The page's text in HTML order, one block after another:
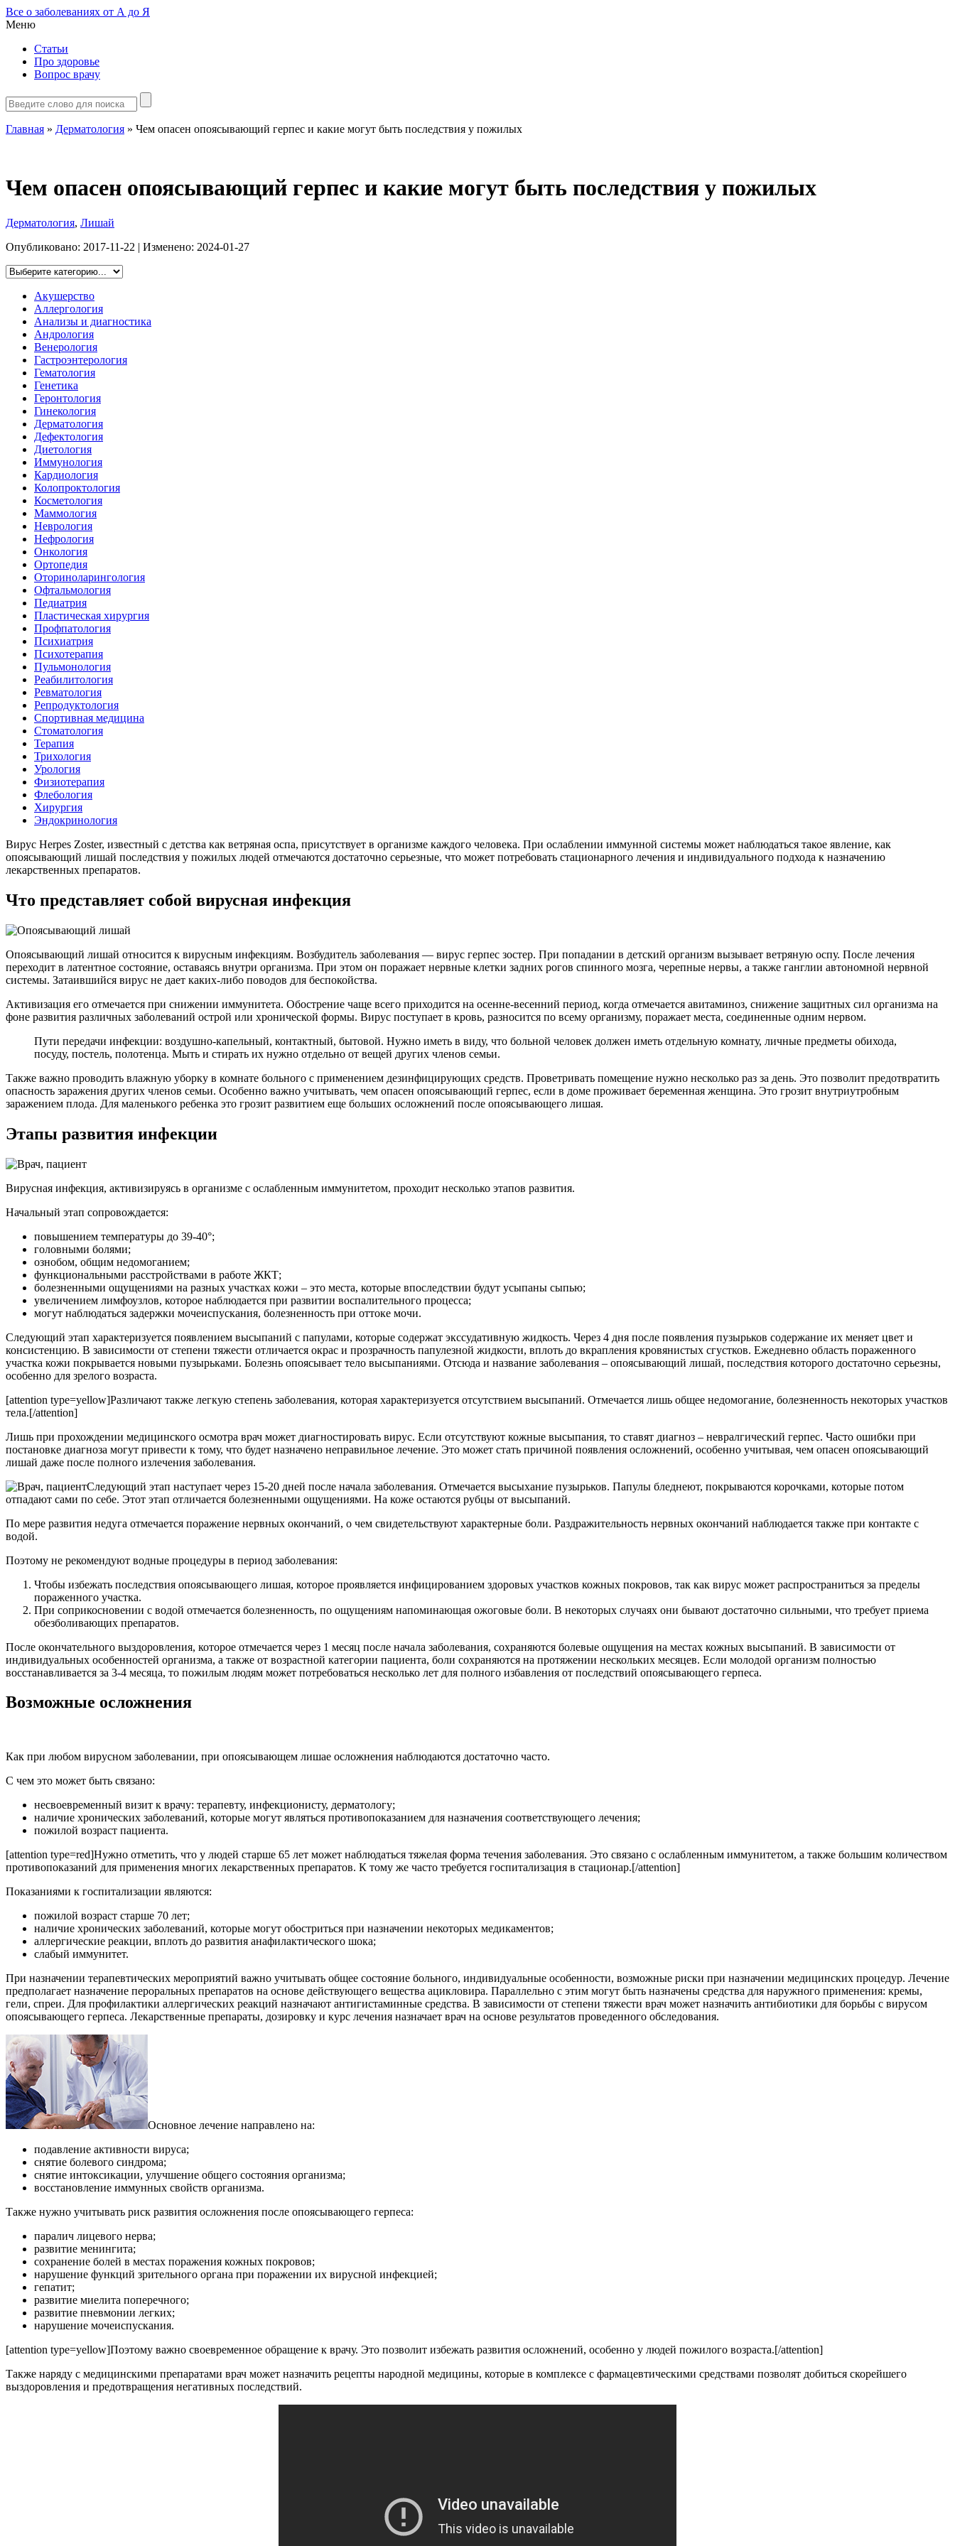
Все о заболеваниях от А до Я
Меню
Статьи
Про здоровье
Вопрос врачу
Главная » Дерматология » Чем опасен опоясывающий герпес и какие могут быть последствия у пожилых
Чем опасен опоясывающий герпес и какие могут быть последствия у пожилых
Дерматология, Лишай
Опубликовано: 2017-11-22 | Изменено: 2024-01-27
Акушерство
Аллергология
Анализы и диагностика
Андрология
Венерология
Гастроэнтерология
Гематология
Генетика
Геронтология
Гинекология
Дерматология
Дефектология
Диетология
Иммунология
Кардиология
Колопроктология
Косметология
Маммология
Неврология
Нефрология
Онкология
Ортопедия
Оториноларингология
Офтальмология
Педиатрия
Пластическая хирургия
Профпатология
Психиатрия
Психотерапия
Пульмонология
Реабилитология
Ревматология
Репродуктология
Спортивная медицина
Стоматология
Терапия
Трихология
Урология
Физиотерапия
Флебология
Хирургия
Эндокринология
Вирус Herpes Zoster, известный с детства как ветряная оспа, присутствует в организме каждого человека. При ослаблении иммунной системы может наблюдаться такое явление, как
опоясывающий лишай последствия у пожилых людей отмечаются достаточно серьезные, что может потребовать стационарного лечения и индивидуального подхода к назначению
лекарственных препаратов.
Что представляет собой вирусная инфекция
Опоясывающий лишай относится к вирусным инфекциям. Возбудитель заболевания — вирус герпес зостер. При попадании в детский организм вызывает ветряную оспу. После лечения
переходит в латентное состояние, оставаясь внутри организма. При этом он поражает нервные клетки задних рогов спинного мозга, черепные нервы, а также ганглии автономной нервной
системы. Затаившийся вирус не дает каких-либо поводов для беспокойства.
Активизация его отмечается при снижении иммунитета. Обострение чаще всего приходится на осенне-весенний период, когда отмечается авитаминоз, снижение защитных сил организма на
фоне развития различных заболеваний острой или хронической формы. Вирус поступает в кровь, разносится по всему организму, поражает места, соединенные одним нервом.
Пути передачи инфекции: воздушно-капельный, контактный, бытовой. Нужно иметь в виду, что больной человек должен иметь отдельную комнату, личные предметы обихода,
посуду, постель, полотенца. Мыть и стирать их нужно отдельно от вещей других членов семьи.
Также важно проводить влажную уборку в комнате больного с применением дезинфицирующих средств. Проветривать помещение нужно несколько раз за день. Это позволит предотвратить
опасность заражения других членов семьи. Особенно важно учитывать, чем опасен опоясывающий герпес, если в доме проживает беременная женщина. Это грозит внутриутробным
заражением плода. Для маленького ребенка это грозит развитием еще больших осложнений после опоясывающего лишая.
Этапы развития инфекции
Вирусная инфекция, активизируясь в организме с ослабленным иммунитетом, проходит несколько этапов развития.
Начальный этап сопровождается:
повышением температуры до 39-40°;
головными болями;
ознобом, общим недомоганием;
функциональными расстройствами в работе ЖКТ;
болезненными ощущениями на разных участках кожи – это места, которые впоследствии будут усыпаны сыпью;
увеличением лимфоузлов, которое наблюдается при развитии воспалительного процесса;
могут наблюдаться задержки мочеиспускания, болезненность при оттоке мочи.
Следующий этап характеризуется появлением высыпаний с папулами, которые содержат экссудативную жидкость. Через 4 дня после появления пузырьков содержание их меняет цвет и
консистенцию. В зависимости от степени тяжести отличается окрас и прозрачность папулезной жидкости, вплоть до вкрапления кровянистых сгустков. Ежедневно область пораженного
участка кожи покрывается новыми пузырьками. Болезнь опоясывает тело высыпаниями. Отсюда и название заболевания – опоясывающий лишай, последствия которого достаточно серьезны,
особенно для зрелого возраста.
[attention type=yellow]Различают также легкую степень заболевания, которая характеризуется отсутствием высыпаний. Отмечается лишь общее недомогание, болезненность некоторых участков
тела.[/attention]
Лишь при прохождении медицинского осмотра врач может диагностировать вирус. Если отсутствуют кожные высыпания, то ставят диагноз – невралгический герпес. Часто ошибки при
постановке диагноза могут привести к тому, что будет назначено неправильное лечение. Это может стать причиной появления осложнений, особенно учитывая, чем опасен опоясывающий
лишай даже после полного излечения заболевания.
Следующий этап наступает через 15-20 дней после начала заболевания. Отмечается высыхание пузырьков. Папулы бледнеют, покрываются корочками, которые потом
отпадают сами по себе. Этот этап отличается болезненными ощущениями. На коже остаются рубцы от высыпаний.
По мере развития недуга отмечается поражение нервных окончаний, о чем свидетельствуют характерные боли. Раздражительность нервных окончаний наблюдается также при контакте с
водой.
Поэтому не рекомендуют водные процедуры в период заболевания:
Чтобы избежать последствия опоясывающего лишая, которое проявляется инфицированием здоровых участков кожных покровов, так как вирус может распространиться за пределы
пораженного участка.
При соприкосновении с водой отмечается болезненность, по ощущениям напоминающая ожоговые боли. В некоторых случаях они бывают достаточно сильными, что требует приема
обезболивающих препаратов.
После окончательного выздоровления, которое отмечается через 1 месяц после начала заболевания, сохраняются болевые ощущения на местах кожных высыпаний. В зависимости от
индивидуальных особенностей организма, а также от возрастной категории пациента, боли сохраняются на протяжении нескольких месяцев. Если молодой организм полностью
восстанавливается за 3-4 месяца, то пожилым людям может потребоваться несколько лет для полного избавления от последствий опоясывающего герпеса.
Возможные осложнения
Как при любом вирусном заболевании, при опоясывающем лишае осложнения наблюдаются достаточно часто.
С чем это может быть связано:
несвоевременный визит к врачу: терапевту, инфекционисту, дерматологу;
наличие хронических заболеваний, которые могут являться противопоказанием для назначения соответствующего лечения;
пожилой возраст пациента.
[attention type=red]Нужно отметить, что у людей старше 65 лет может наблюдаться тяжелая форма течения заболевания. Это связано с ослабленным иммунитетом, а также большим количеством
противопоказаний для применения многих лекарственных препаратов. К тому же часто требуется госпитализация в стационар.[/attention]
Показаниями к госпитализации являются:
пожилой возраст старше 70 лет;
наличие хронических заболеваний, которые могут обостриться при назначении некоторых медикаментов;
аллергические реакции, вплоть до развития анафилактического шока;
слабый иммунитет.
При назначении терапевтических мероприятий важно учитывать общее состояние больного, индивидуальные особенности, возможные риски при назначении медицинских процедур. Лечение
предполагает назначение пероральных препаратов на основе действующего вещества ацикловира. Параллельно с этим могут быть назначены средства для наружного применения: кремы,
гели, спреи. Для профилактики аллергических реакций назначают антигистаминные средства. В зависимости от степени тяжести врач может назначить антибиотики для борьбы с вирусом
опоясывающего герпеса. Лекарственные препараты, дозировку и курс лечения назначает врач на основе результатов проведенного обследования.
Основное лечение направлено на:
подавление активности вируса;
снятие болевого синдрома;
снятие интоксикации, улучшение общего состояния организма;
восстановление иммунных свойств организма.
Также нужно учитывать риск развития осложнения после опоясывающего герпеса:
паралич лицевого нерва;
развитие менингита;
сохранение болей в местах поражения кожных покровов;
нарушение функций зрительного органа при поражении их вирусной инфекцией;
гепатит;
развитие миелита поперечного;
развитие пневмонии легких;
нарушение мочеиспускания.
[attention type=yellow]Поэтому важно своевременное обращение к врачу. Это позволит избежать развития осложнений, особенно у людей пожилого возраста.[/attention]
Также наряду с медицинскими препаратами врач может назначить рецепты народной медицины, которые в комплексе с фармацевтическими средствами позволят добиться скорейшего
выздоровления и предотвращения негативных последствий.